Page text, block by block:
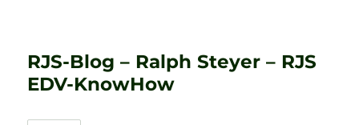
RJS-Blog – Ralph Steyer – RJS
EDV-KnowHow